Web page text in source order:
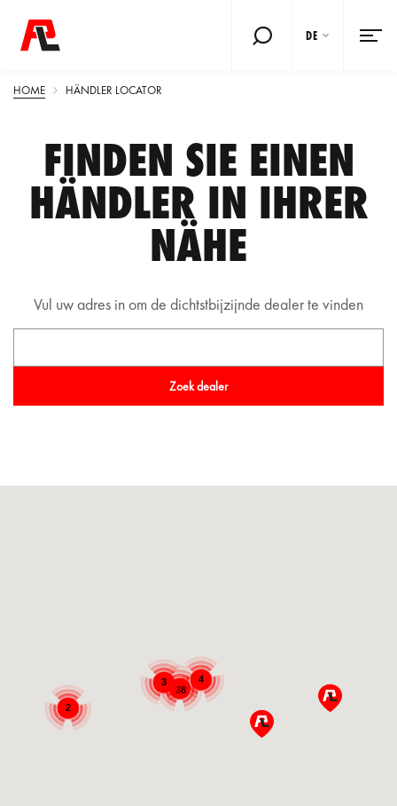
DE
HOME HÄNDLER LOCATOR
FINDEN SIE EINEN
HÄNDLER IN IHRER
NÄHE
Vul uw adres in om de dichtstbijzijnde dealer te vinden
Zoek dealer
38
3 4
2